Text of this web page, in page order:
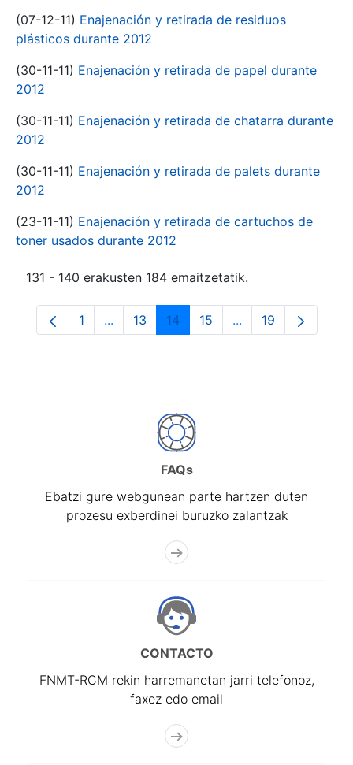
(07-12-11) Enajenación y retirada de residuos
plásticos durante 2012
(30-11-11) Enajenación y retirada de papel durante
2012
(30-11-11) Enajenación y retirada de chatarra durante
2012
(30-11-11) Enajenación y retirada de palets durante
2012
(23-11-11) Enajenación y retirada de cartuchos de
toner usados durante 2012
131 - 140 erakusten 184 emaitzetatik.
Orrialdea
1 ...Intermediate Pages Use TAB to navigate.
Orrialdea
13 Orrialdea
14 Orrialdea
15 ...Intermediate
Orrialdea
19
FAQs
Ebatzi gure webgunean parte hartzen duten
prozesu exberdinei buruzko zalantzak
CONTACTO
FNMT-RCM rekin harremanetan jarri telefonoz,
faxez edo email